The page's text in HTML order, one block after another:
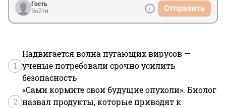
Гость
Войти
Отправить
1
Надвигается волна пугающих вирусов —
ученые потребовали срочно усилить
безопасность
2
«Сами кормите свои будущие опухоли». Биолог
назвал продукты, которые приводят к